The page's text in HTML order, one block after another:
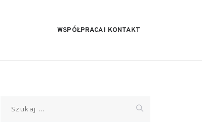
WSPÓŁPRACA I KONTAKT